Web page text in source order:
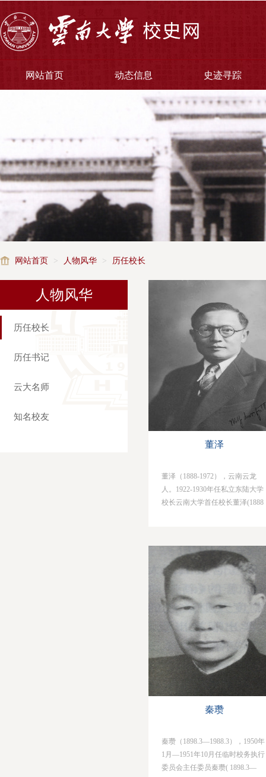
网站首页 动态信息 史迹寻踪
网站首页 > 人物风华 > 历任校长
人物风华
历任校长
历任书记
云大名师
知名校友
董泽
董泽（1888-1972），云南云龙
人。1922-1930年任私立东陆大学
校长云南大学首任校长董泽(1888
1907年入省城贡院的甲种农业学
校，1908年考取留日公费生，入
东京同文书院。在此期间加入孙
中山创建的同盟会。1911年回
国，投入辛亥革命运动，参与进
攻南京总督府之役。回滇后，任
职云南军都督府秘书；公余时，
积极从事社会活动，协同留日同
学李全...
秦瓒
秦瓒（1898.3—1988.3），1950年
1月—1951年10月任临时校务执行
委员会主任委员秦瓒( 1898.3—